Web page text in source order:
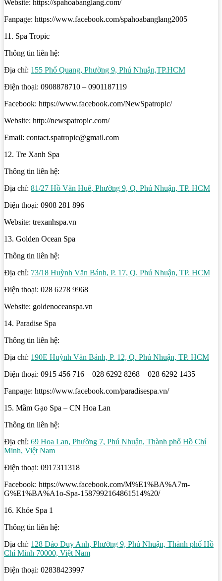
Website: https://spahoabanglang.com/
Fanpage: https://www.facebook.com/spahoabanglang2005
11. Spa Tropic
Thông tin liên hệ:
Địa chỉ: 155 Phổ Quang, Phường 9, Phú Nhuận,TP.HCM
Điện thoại: 0908878710 – 0901187119
Facebook: https://www.facebook.com/NewSpatropic/
Website: http://newspatropic.com/
Email: contact.spatropic@gmail.com
12. Tre Xanh Spa
Thông tin liên hệ:
Địa chỉ: 81/27 Hồ Văn Huê, Phường 9, Q. Phú Nhuận, TP. HCM
Điện thoại: 0908 281 896
Website: trexanhspa.vn
13. Golden Ocean Spa
Thông tin liên hệ:
Địa chỉ: 73/18 Huỳnh Văn Bánh, P. 17, Q. Phú Nhuận, TP. HCM
Điện thoại: 028 6278 9968
Website: goldenoceanspa.vn
14. Paradise Spa
Thông tin liên hệ:
Địa chỉ: 190E Huỳnh Văn Bánh, P. 12, Q. Phú Nhuận, TP. HCM
Điện thoại: 0915 456 716 – 028 6292 8268 – 028 6292 1435
Fanpage: https://www.facebook.com/paradisespa.vn/
15. Mầm Gạo Spa – CN Hoa Lan
Thông tin liên hệ:
Địa chỉ: 69 Hoa Lan, Phường 7, Phú Nhuận, Thành phố Hồ Chí
Minh, Việt Nam
Điện thoại: 0917311318
Facebook: https://www.facebook.com/M%E1%BA%A7m-
G%E1%BA%A1o-Spa-1587992164861514%20/
16. Khỏe Spa 1
Thông tin liên hệ:
Địa chỉ: 128 Đào Duy Anh, Phường 9, Phú Nhuận, Thành phố Hồ
Chí Minh 70000, Việt Nam
Điện thoại: 02838423997